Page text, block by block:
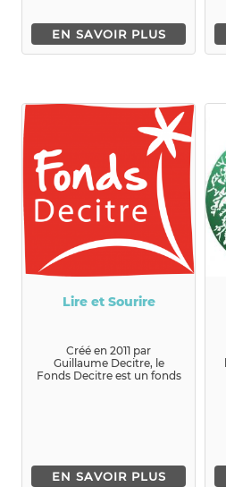
EN SAVOIR PLUS
Lire et Sourire
Créé en 2011 par
Guillaume Decitre, le
Fonds Decitre est un fonds
EN SAVOIR PLUS